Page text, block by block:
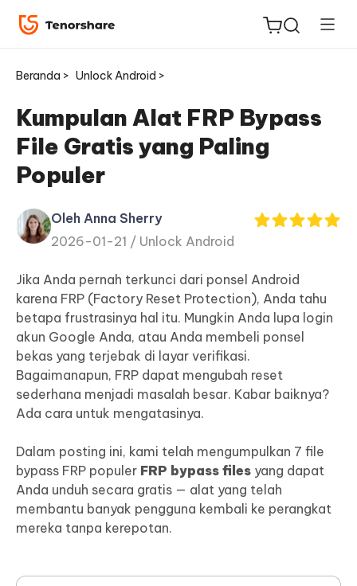
ReiBoot
untuk
iOS
Tenorshare
iAnyGo
Beranda > Unlock Android >
Kumpulan Alat FRP Bypass
File Gratis yang Paling
Populer
Oleh Anna Sherry
2026-01-21 / Unlock Android
Jika Anda pernah terkunci dari ponsel Android
karena FRP (Factory Reset Protection), Anda tahu
betapa frustrasinya hal itu. Mungkin Anda lupa login
akun Google Anda, atau Anda membeli ponsel
bekas yang terjebak di layar verifikasi.
Bagaimanapun, FRP dapat mengubah reset
sederhana menjadi masalah besar. Kabar baiknya?
Ada cara untuk mengatasinya.
Dalam posting ini, kami telah mengumpulkan 7 file
bypass FRP populer FRP bypass files yang dapat
Anda unduh secara gratis — alat yang telah
membantu banyak pengguna kembali ke perangkat
mereka tanpa kerepotan.